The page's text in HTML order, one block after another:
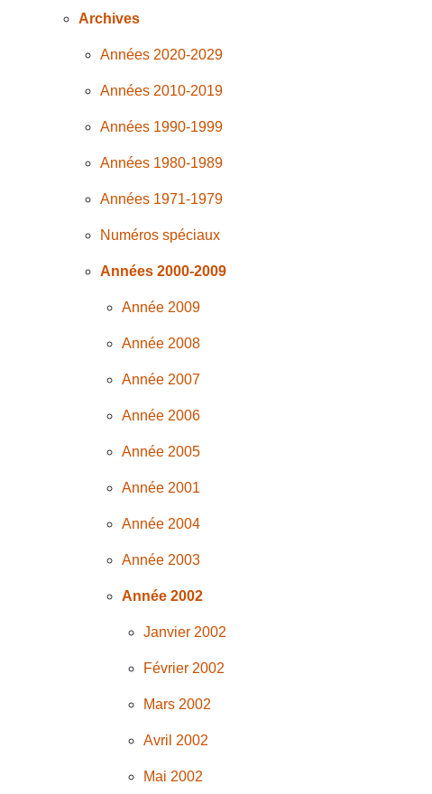
Archives
Années 2020-2029
Années 2010-2019
Années 1990-1999
Années 1980-1989
Années 1971-1979
Numéros spéciaux
Années 2000-2009
Année 2009
Année 2008
Année 2007
Année 2006
Année 2005
Année 2001
Année 2004
Année 2003
Année 2002
Janvier 2002
Février 2002
Mars 2002
Avril 2002
Mai 2002